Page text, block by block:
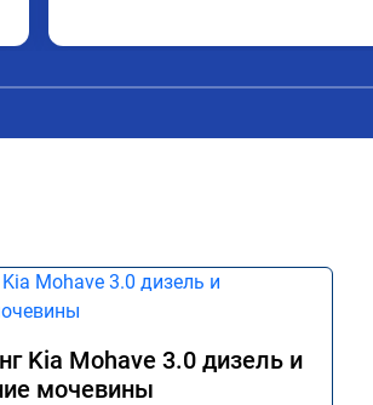
Kia Mohave 3.0 дизель и
мочевины